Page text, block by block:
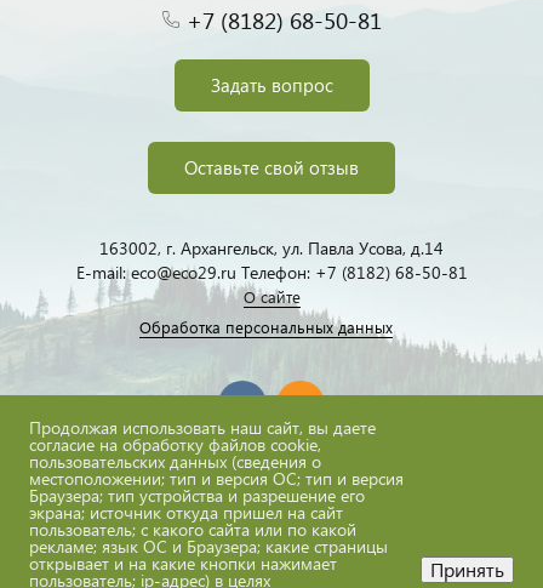
+7 (8182) 68-50-81
Задать вопрос
Оставьте свой отзыв
163002, г. Архангельск, ул. Павла Усова, д.14
E-mail: eco@eco29.ru Телефон: +7 (8182) 68-50-81
О сайте
Обработка персональных данных
eco@eco29.ru
Все материалы сайта доступны по лицензии:
Продолжая использовать наш сайт, вы даете
согласие на обработку файлов cookie,
пользовательских данных (сведения о
местоположении; тип и версия ОС; тип и версия
Браузера; тип устройства и разрешение его
экрана; источник откуда пришел на сайт
пользователь; с какого сайта или по какой
рекламе; язык ОС и Браузера; какие страницы
открывает и на какие кнопки нажимает
пользователь; ip-адрес) в целях Принять